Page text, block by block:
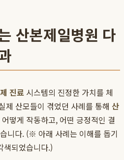
산본제일병원 다
진료 시스템의 진정한 가치를 체
제 산모들이 겪었던 사례를 통해 산
떻게 작동하고, 어떤 긍정적인 결
니다. (※ 아래 사례는 이해를 돕기
색되었습니다.)